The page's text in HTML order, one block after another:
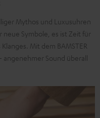
Mythos und Luxusuhren
neue Symbole, es ist Zeit für
Mit dem BAMSTER
angenehmer Sound überall